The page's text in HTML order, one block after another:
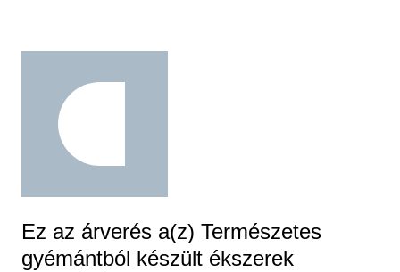
Ez az árverés a(z) Természetes
gyémántból készült ékszerek